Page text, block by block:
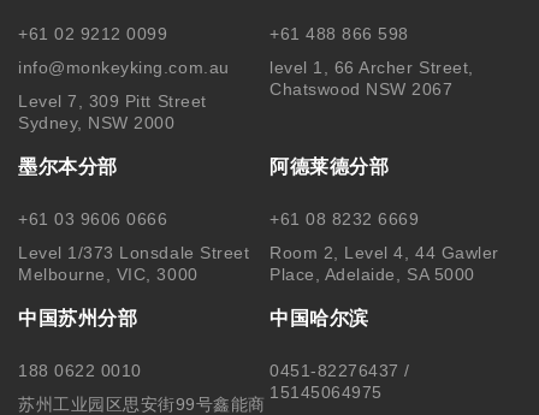
+61 02 9212 0099
info@monkeyking.com.au
Level 7, 309 Pitt Street
Sydney, NSW 2000
+61 488 866 598
level 1, 66 Archer Street,
Chatswood NSW 2067
墨尔本分部
+61 03 9606 0666
Level 1/373 Lonsdale Street
Melbourne, VIC, 3000
阿德莱德分部
+61 08 8232 6669
Room 2, Level 4, 44 Gawler
Place, Adelaide, SA 5000
中国苏州分部
188 0622 0010
苏州工业园区思安街99号鑫能商
中国哈尔滨
0451-82276437 /
15145064975